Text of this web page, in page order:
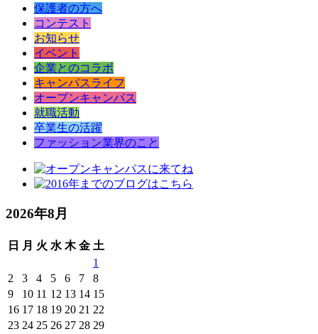
保護者の方へ
コンテスト
お知らせ
イベント
企業とのコラボ
キャンパスライフ
オープンキャンパス
就職活動
卒業生の活躍
ファッション業界のこと
2026年8月
日 月 火 水 木 金 土
1
2
3 4 5 6 7
8
9
10 11 12 13 14 15
16 17 18 19 20 21 22
23 24 25 26 27 28 29